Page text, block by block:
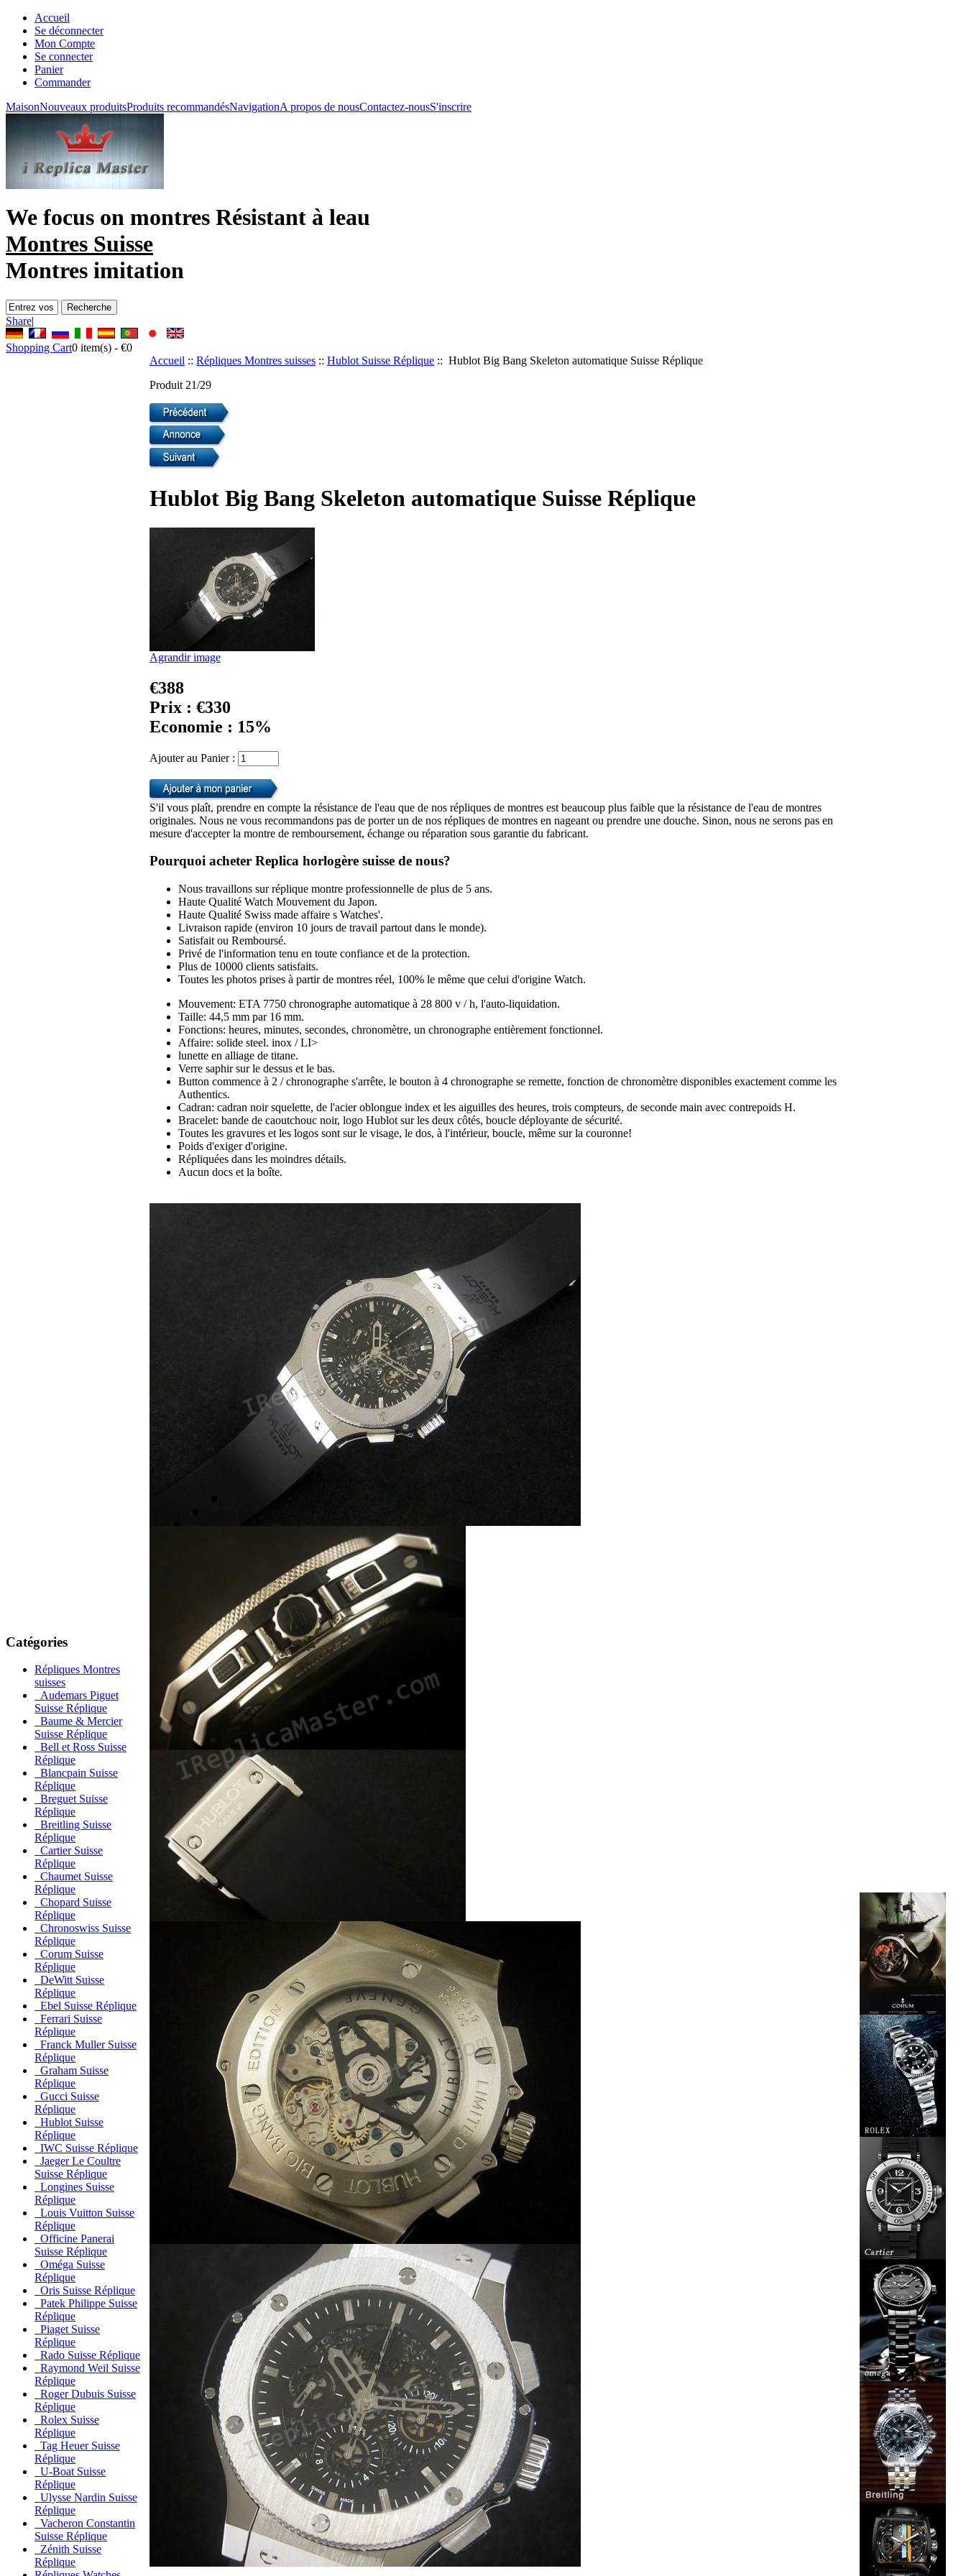
Accueil
Se déconnecter
Mon Compte
Se connecter
Panier
Commander
MaisonNouveaux produitsProduits recommandésNavigationA propos de nousContactez-nousS'inscrire
We focus on montres Résistant à leau
Montres Suisse
Montres imitation
Share|
Shopping Cart0 item(s) - €0
Catégories
Répliques Montres
suisses
Audemars Piguet
Suisse Réplique
Baume & Mercier
Suisse Réplique
Bell et Ross Suisse
Réplique
Blancpain Suisse
Réplique
Breguet Suisse
Réplique
Breitling Suisse
Réplique
Cartier Suisse
Réplique
Chaumet Suisse
Réplique
Chopard Suisse
Réplique
Chronoswiss Suisse
Réplique
Corum Suisse
Réplique
DeWitt Suisse
Réplique
Ebel Suisse Réplique
Ferrari Suisse
Réplique
Franck Muller Suisse
Réplique
Graham Suisse
Réplique
Gucci Suisse
Réplique
Hublot Suisse
Réplique
IWC Suisse Réplique
Jaeger Le Coultre
Suisse Réplique
Longines Suisse
Réplique
Louis Vuitton Suisse
Réplique
Officine Panerai
Suisse Réplique
Oméga Suisse
Réplique
Oris Suisse Réplique
Patek Philippe Suisse
Réplique
Piaget Suisse
Réplique
Rado Suisse Réplique
Raymond Weil Suisse
Réplique
Roger Dubuis Suisse
Réplique
Rolex Suisse
Réplique
Tag Heuer Suisse
Réplique
U-Boat Suisse
Réplique
Ulysse Nardin Suisse
Réplique
Vacheron Constantin
Suisse Réplique
Zénith Suisse
Réplique
Accueil :: Répliques Montres suisses :: Hublot Suisse Réplique :: Hublot Big Bang Skeleton automatique Suisse Réplique
Produit 21/29
Hublot Big Bang Skeleton automatique Suisse Réplique
Agrandir image
€388
Prix : €330
Economie : 15%
Ajouter au Panier :
S'il vous plaît, prendre en compte la résistance de l'eau que de nos répliques de montres est beaucoup plus faible que la résistance de l'eau de montres
originales. Nous ne vous recommandons pas de porter un de nos répliques de montres en nageant ou prendre une douche. Sinon, nous ne serons pas en
mesure d'accepter la montre de remboursement, échange ou réparation sous garantie du fabricant.
Pourquoi acheter Replica horlogère suisse de nous?
Nous travaillons sur réplique montre professionnelle de plus de 5 ans.
Haute Qualité Watch Mouvement du Japon.
Haute Qualité Swiss made affaire s Watches'.
Livraison rapide (environ 10 jours de travail partout dans le monde).
Satisfait ou Remboursé.
Privé de l'information tenu en toute confiance et de la protection.
Plus de 10000 clients satisfaits.
Toutes les photos prises à partir de montres réel, 100% le même que celui d'origine Watch.
Mouvement: ETA 7750 chronographe automatique à 28 800 v / h, l'auto-liquidation.
Taille: 44,5 mm par 16 mm.
Fonctions: heures, minutes, secondes, chronomètre, un chronographe entièrement fonctionnel.
Affaire: solide steel. inox / LI>
lunette en alliage de titane.
Verre saphir sur le dessus et le bas.
Button commence à 2 / chronographe s'arrête, le bouton à 4 chronographe se remette, fonction de chronomètre disponibles exactement comme les
Authentics.
Cadran: cadran noir squelette, de l'acier oblongue index et les aiguilles des heures, trois compteurs, de seconde main avec contrepoids H.
Bracelet: bande de caoutchouc noir, logo Hublot sur les deux côtés, boucle déployante de sécurité.
Toutes les gravures et les logos sont sur le visage, le dos, à l'intérieur, boucle, même sur la couronne!
Poids d'exiger d'origine.
Répliquées dans les moindres détails.
Aucun docs et la boîte.